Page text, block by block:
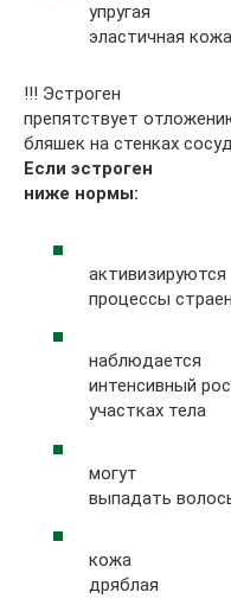
упругая
эластичная кожа
!!! Эстроген
препятствует
бляшек на стенках
Если эстроген
ниже нормы:
активизируются
процессы
наблюдается
интенсивный
участках тела
могут
выпадать
кожа
дряблая